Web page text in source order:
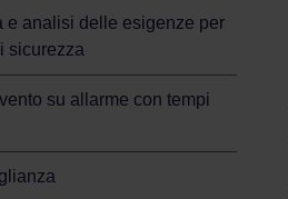
e analisi delle esigenze per
sicurezza
su allarme con tempi